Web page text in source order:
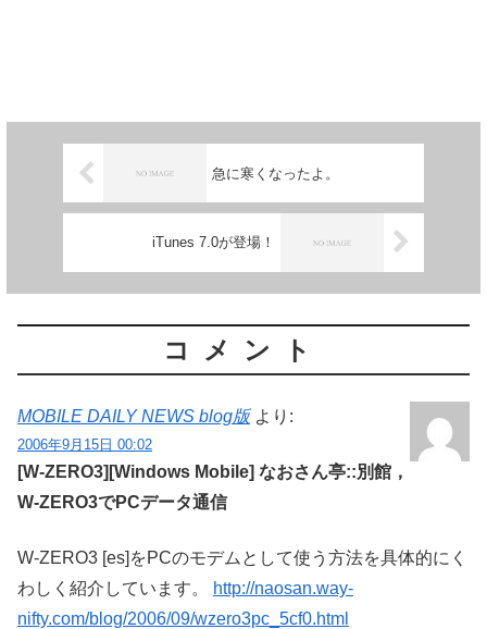
急に寒くなったよ。
iTunes 7.0が登場！
コメント
MOBILE DAILY NEWS blog版 より:
2006年9月15日 00:02
[W-ZERO3][Windows Mobile] なおさん亭::別館，
W-ZERO3でPCデータ通信
W-ZERO3 [es]をPCのモデムとして使う方法を具体的にく
わしく紹介しています。
http://naosan.way-
nifty.com/blog/2006/09/wzero3pc_5cf0.html